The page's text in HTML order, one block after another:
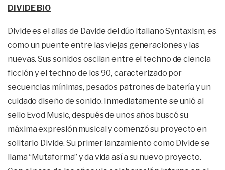
DIVIDE BIO
Divide es el alias de Davide del dúo italiano Syntaxism, es
como un puente entre las viejas generaciones y las
nuevas. Sus sonidos oscilan entre el techno de ciencia
ficción y el techno de los 90, caracterizado por
secuencias mínimas, pesados patrones de batería y un
cuidado diseño de sonido. Inmediatamente se unió al
sello Evod Music, después de unos años buscó su
máxima expresión musical y comenzó su proyecto en
solitario Divide. Su primer lanzamiento como Divide se
llama “Mutaforma” y da vida así a su nuevo proyecto.